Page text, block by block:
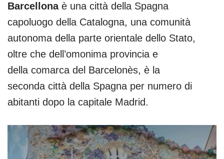
Barcellonaè una città della Spagna
capoluogo della Catalogna, una comunità
autonoma della parte orientale dello Stato,
oltre che dell’omonima provincia e
della comarca del Barcelonès, è la
seconda città della Spagna per numero di
abitanti dopo la capitale Madrid.